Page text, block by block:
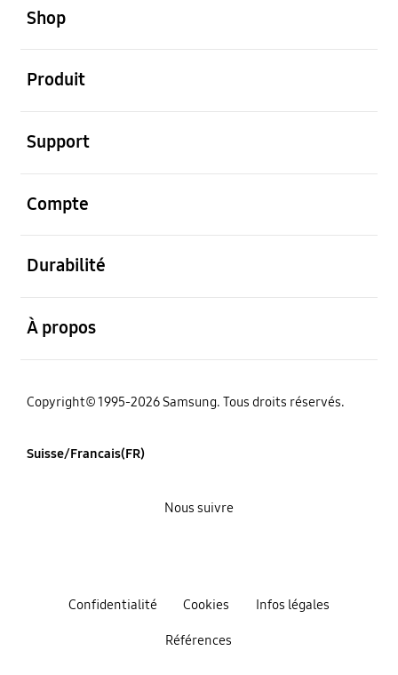
Shop
Produit
Support
Compte
Durabilité
À propos
Copyright© 1995-2026 Samsung. Tous droits réservés.
Suisse/Francais(FR)
Confidentialité Cookies Infos légales
Références
Nous suivre